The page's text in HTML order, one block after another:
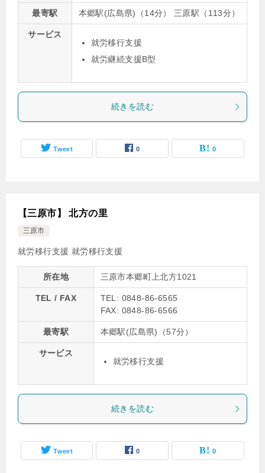
最寄駅 本郷駅(広島県)（14分） 三原駅（113分）
サービス
就労移行支援
就労継続支援B型
続きを読む
Tweet 0 0
【三原市】 北方の里
三原市
就労移行支援 就労移行支援
所在地 三原市本郷町上北方1021
TEL / FAX
TEL: 0848-86-6565
FAX: 0848-86-6566
最寄駅 本郷駅(広島県)（57分）
サービス
就労移行支援
続きを読む
Tweet 0 0